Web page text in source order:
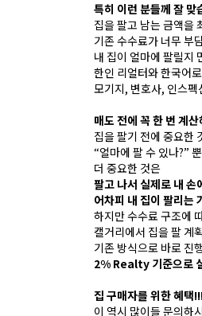
특히 이런 분들께 잘 맞
집을 팔고 남는 금액을
기존 수수료가 너무 부
내 집이 얼마에 팔릴지
한인 리얼터와 한국어
모기지, 변호사, 인스
매도 전에 꼭 한 번 계
집을 팔기 전에 중요한
“얼마에 팔 수 있나?”
더 중요한 것은
팔고 나서 실제로 내 손
어차피 내 집이 팔리는
하지만 수수료 구조에
캘거리에서 집을 팔 계
기존 방식으로 바로 진
2% Realty 기준으로
집 구매자를 위한 혜택
이 역시 많이들 문의하